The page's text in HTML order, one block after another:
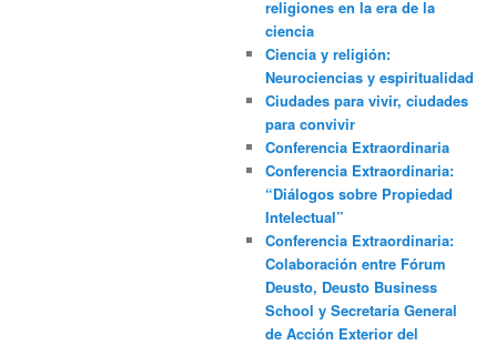
religiones en la era de la
ciencia
Ciencia y religión:
Neurociencias y espiritualidad
Ciudades para vivir, ciudades
para convivir
Conferencia Extraordinaria
Conferencia Extraordinaria:
“Diálogos sobre Propiedad
Intelectual”
Conferencia Extraordinaria:
Colaboración entre Fórum
Deusto, Deusto Business
School y Secretaría General
de Acción Exterior del